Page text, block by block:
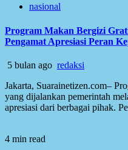
nasional
Program Makan Bergizi
Pengamat Apresiasi Peran
5 bulan ago redaksi
Jakarta, Suarainetizen.com–
yang dijalankan pemerintah
apresiasi dari berbagai pihak.
4 min read